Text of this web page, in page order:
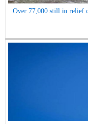
Over 77,000 still in relief